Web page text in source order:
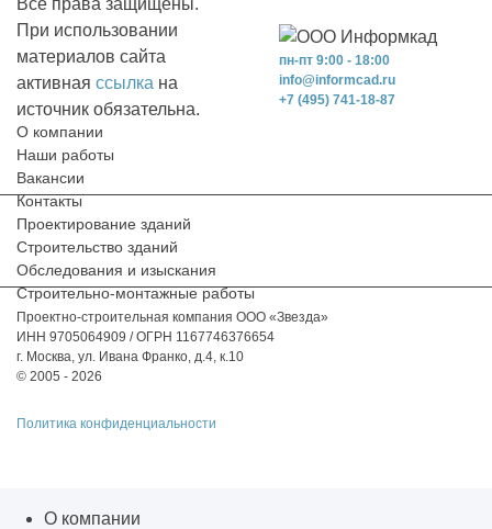
пн-пт 9:00 - 18:00
+7 (495) 741-18-87
info@informcad.ru
О компании
Наши работы
Вакансии
Контакты
Проектирование зданий
Строительство зданий
Обследования и изыскания
Строительно-монтажные работы
Проектно-строительная компания ООО «Звезда»
ИНН 9705064909 / ОГРН 1167746376654
г. Москва, ул. Ивана Франко, д.4, к.10
© 2005 - 2026
Политика конфиденциальности
При использовании
материалов сайта
активная ссылка на
источник обязательна.
О компании